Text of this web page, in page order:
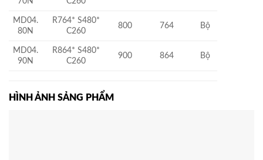
MD04.
80N
R764* S480*
C260
800 764 Bộ
MD04.
90N
R864* S480*
C260
900 864 Bộ
HÌNH ẢNH SẢNG PHẨM